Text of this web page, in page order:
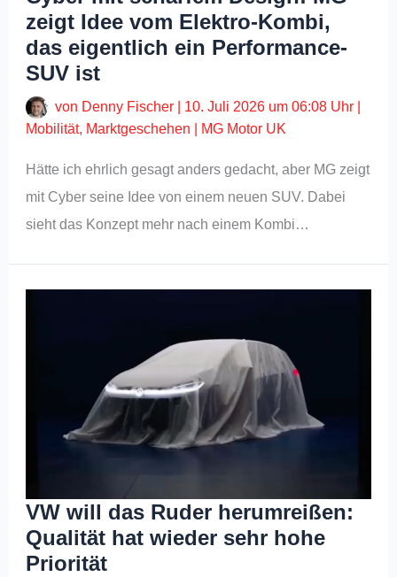
zeigt Idee vom Elektro-Kombi,
das eigentlich ein Performance-
SUV ist
von Denny Fischer 10. Juli 2026 um 06:08 Uhr
Mobilität, Marktgeschehen MG Motor UK
Hätte ich ehrlich gesagt anders gedacht, aber MG zeigt
mit Cyber seine Idee von einem neuen SUV. Dabei
sieht das Konzept mehr nach einem Kombi…
VW will das Ruder herumreißen:
Qualität hat wieder sehr hohe
Priorität